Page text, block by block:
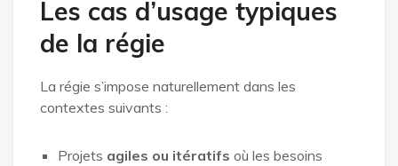
Les cas d’usage typiques
de la régie
La régie s’impose naturellement dans les
contextes suivants :
Projets agiles ou itératifs où les besoins